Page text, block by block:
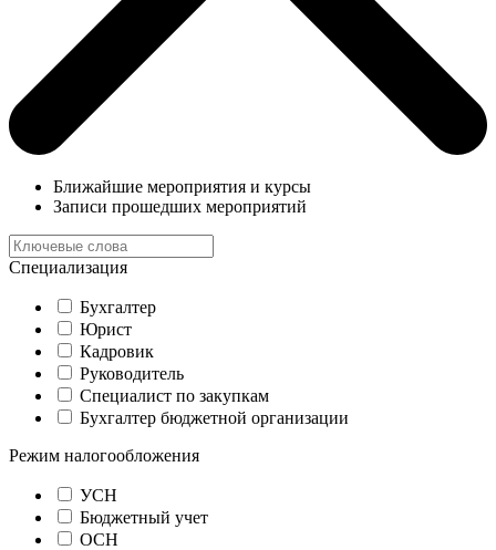
Ближайшие мероприятия и курсы
Записи прошедших мероприятий
Специализация
Бухгалтер
Юрист
Кадровик
Руководитель
Специалист по закупкам
Бухгалтер бюджетной организации
Режим налогообложения
УСН
Бюджетный учет
ОСН